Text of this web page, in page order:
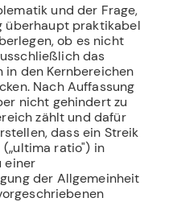
und der Frage,
überhaupt praktikabel
ob es nicht
das
den Kernbereichen
Nach Auffassung
nicht gehindert zu
zählt und dafür
dass ein Streik
ratio") in
einer
der Allgemeinheit